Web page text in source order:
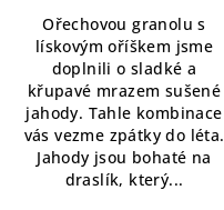
Ořechovou granolu s
lískovým oříškem jsme
doplnili o sladké a
křupavé mrazem sušené
jahody. Tahle kombinace
vás vezme zpátky do léta.
Jahody jsou bohaté na
draslík, který...